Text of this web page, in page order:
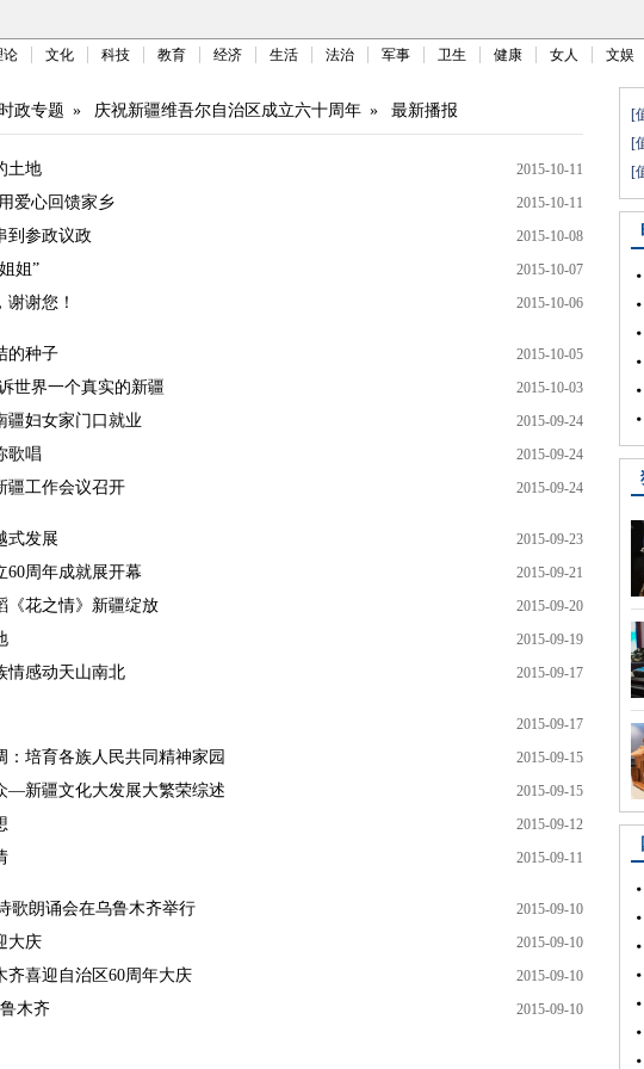
论 文化 科技 教育 经济 生活 法治 军事 卫生 健康 女人 文娱
时政专题 » 庆祝新疆维吾尔自治区成立六十周年 » 最新播报
土地 2015-10-11
爱心回馈家乡 2015-10-11
到参政议政 2015-10-08
姐” 2015-10-07
谢谢您！ 2015-10-06
的种子 2015-10-05
世界一个真实的新疆 2015-10-03
疆妇女家门口就业 2015-09-24
歌唱 2015-09-24
疆工作会议召开 2015-09-24
式发展 2015-09-23
60周年成就展开幕 2015-09-21
《花之情》新疆绽放 2015-09-20
2015-09-19
情感动天山南北 2015-09-17
2015-09-17
：培育各族人民共同精神家园 2015-09-15
—新疆文化大发展大繁荣综述 2015-09-15
2015-09-12
2015-09-11
歌朗诵会在乌鲁木齐举行 2015-09-10
大庆 2015-09-10
齐喜迎自治区60周年大庆 2015-09-10
木齐 2015-09-10